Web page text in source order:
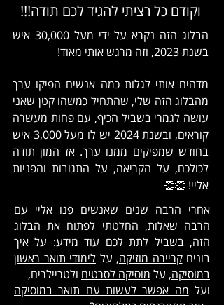
וקודם כל רציתי להגיד לכם תודה!!!
הבלוג הזה נקרא על ידי מעל 30,000 איש
בשנת 2023, וזה מרגש אותי מאוד!
מדהים אותי לגלות כמה אנשים הפיקו ערך
מהבלוג הזה שלי, שהתחיל כמשהו קטן שאני
עושה לגמרי בשביל הכיף, עם פחות מעשרה
קוראים, ובשנת 2024 יש לו מעל 3,000 איש
בחודש שמפיקים ממנו ערך. אז המון תודה
לכולכם, על הקריאה, על התגובות והפניות
אליי! 👏👏
אחרי הרבה שנים שאנשים פנו אליי עם
הרבה שאלות, החלטתי לפתוח את הבלוג
הזה, בשביל לתת לכם עוד מידע: על איך
בוניםקריירה מוזיקה, על לימודי תואר ראשון
במוסיקה, על מוסיקה לסרטים ולטריילרים,
ועל מה אפשר לעשות עם תואר במוסיקה